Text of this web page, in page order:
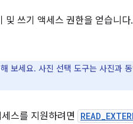
쓰기 액세스 권한을 얻습니
보세요. 사진 선택 도구는 사진과
스를 지원하려면